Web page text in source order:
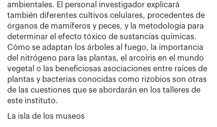
ambientales. El personal investigador explicará
también diferentes cultivos celulares, procedentes de
órganos de mamíferos y peces, y la metodología para
determinar el efecto tóxico de sustancias químicas.
Cómo se adaptan los árboles al fuego, la importancia
del nitrógeno para las plantas, el arcoíris en el mundo
vegetal o las beneficiosas asociaciones entre raíces de
plantas y bacterias conocidas como rizobios son otras
de las cuestiones que se abordarán en los talleres de
este instituto.
La isla de los museos